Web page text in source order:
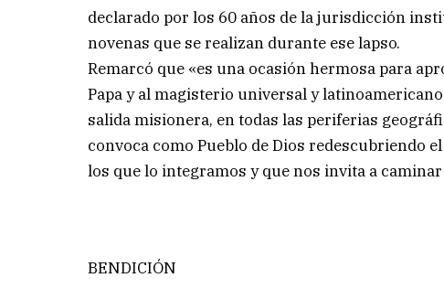
declarado por los 60 años de la jurisdicción
novenas que se realizan durante ese lapso.
Remarcó que «es una ocasión hermosa para
Papa y al magisterio universal y
salida misionera, en todas las periferias
convoca como Pueblo de Dios redescubriendo
los que lo integramos y que nos invita a
BENDICIÓN